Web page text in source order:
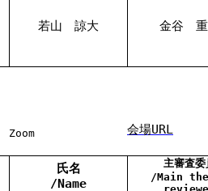
若山 諒大 金谷 重
Zoom 会場URL
氏名
/Name
主審査委
/Main